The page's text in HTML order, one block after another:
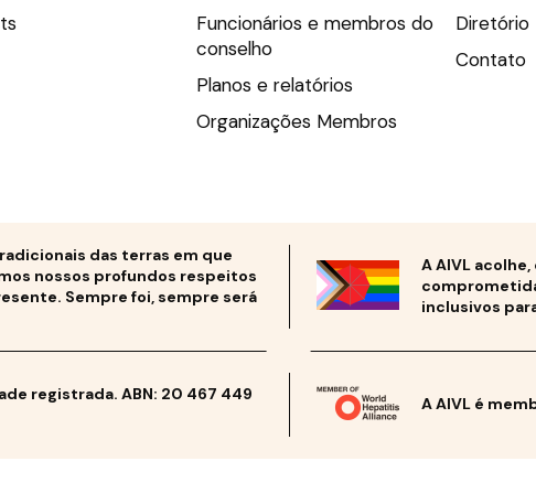
Funcionários e membros do
conselho
Planos e relatórios
Organizações Membros
Diretório
Contato
das terras em que
nossos profundos respeitos
Sempre foi, sempre será
A AIVL
inclusivos
registrada. ABN: 20 467 449
A AIVL é